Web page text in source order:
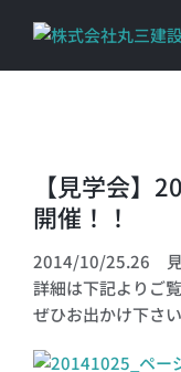
【見学会】
開催！！
2014/10/25.26 見
詳細は下記よりご
ぜひお出かけ下さい